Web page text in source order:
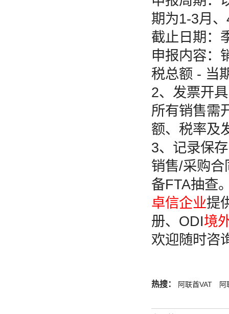
期为1-3月
截止日期：
申报内容：
税总额 - 当
2、发票开
所有销售需
额、税率及
3、记录保
销售/采购
备FTA抽查
卓信企业提
册、ODI境
欢迎随时咨
热搜： 阿联酋VAT 阿